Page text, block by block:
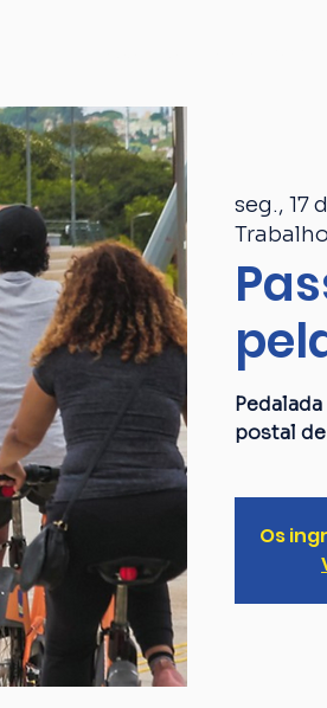
seg., 17
Trabalho
postal
Os